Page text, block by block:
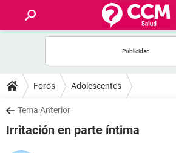
FOROS
SALUD
Foros Adolescentes
Tema Anterior
Irritación en parte íntima